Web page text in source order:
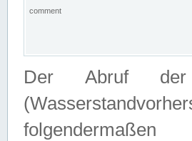
comment
Der Abruf